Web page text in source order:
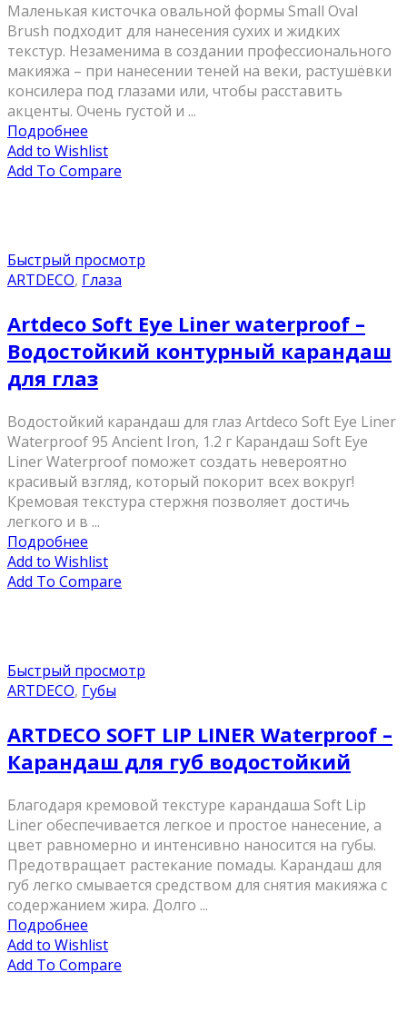
Маленькая кисточка овальной формы Small Oval
Brush подходит для нанесения сухих и жидких
текстур. Незаменима в создании профессионального
макияжа – при нанесении теней на веки, растушёвки
консилера под глазами или, чтобы расставить
акценты. Очень густой и ...
Подробнее
Add to Wishlist
Add To Compare
Быстрый просмотр
ARTDECO, Глаза
Artdeco Soft Eye Liner waterproof –
Водостойкий контурный карандаш
для глаз
Водостойкий карандаш для глаз Artdeco Soft Eye Liner
Waterproof 95 Ancient Iron, 1.2 г Карандаш Soft Eye
Liner Waterproof поможет создать невероятно
красивый взгляд, который покорит всех вокруг!
Кремовая текстура стержня позволяет достичь
легкого и в ...
Подробнее
Add to Wishlist
Add To Compare
Быстрый просмотр
ARTDECO, Губы
ARTDECO SOFT LIP LINER Waterproof –
Карандаш для губ водостойкий
Благодаря кремовой текстуре карандаша Soft Lip
Liner обеспечивается легкое и простое нанесение, а
цвет равномерно и интенсивно наносится на губы.
Предотвращает растекание помады. Карандаш для
губ легко смывается средством для снятия макияжа с
содержанием жира. Долго ...
Подробнее
Add to Wishlist
Add To Compare